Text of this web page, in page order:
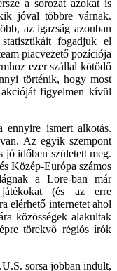
a sorozat azokat is
jóval többre várnak.
az igazság azonban
fogadjuk el
piacvezető pozíciója
ezer szállal kötődő
történik, hogy most
figyelmen kívül
ismert alkotás.
Az egyik szempont
jó időben született meg.
Közép-Európa számos
a Lore-ban már
játékokat (és az erre
elérhető internetet ahol
közösségek alakultak
törekvő régiós írók
sorsa jobban indult,